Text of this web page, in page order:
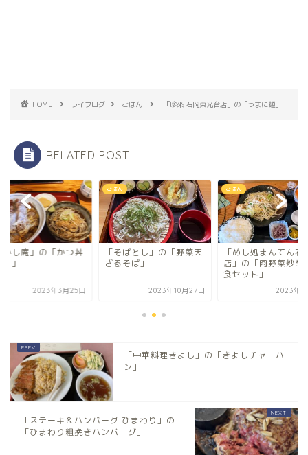
HOME ライフログ ごはん 「珍來 石岡東光台店」の「うまに麺」
RELATED POST
ばとし」の「野菜天
ば」
2023年10月27日
ごはん
「めし処まんてん石崎
店」の「肉野菜炒めの定
2023年7月3日
ごはん
「あかし庵」の「か
（並）」
2023年3
「中華料理きよし」の「きよしチャーハ
ン」
「ステーキ＆ハンバーグ ひまわり」の
「ひまわり粗挽きハンバーグ」